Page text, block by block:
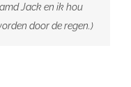
Jack en ik hou
door de regen.)